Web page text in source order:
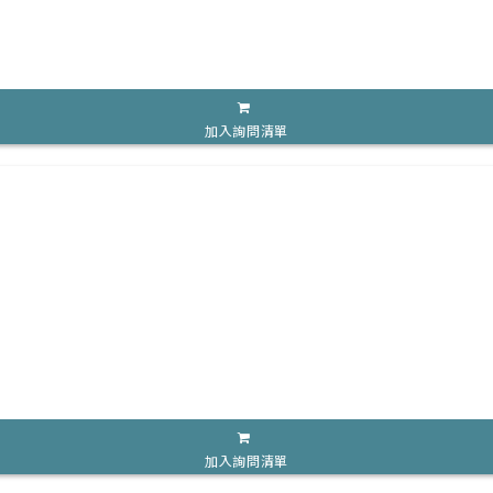
加入詢問清單
加入詢問清單